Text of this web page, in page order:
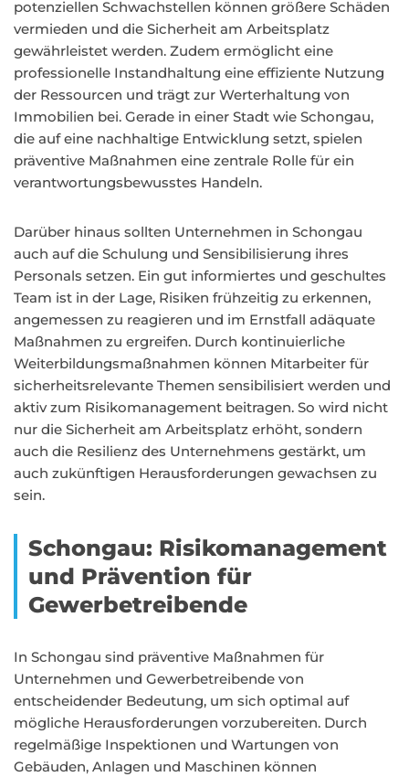
potenziellen Schwachstellen können größere Schäden
vermieden und die Sicherheit am Arbeitsplatz
gewährleistet werden. Zudem ermöglicht eine
professionelle Instandhaltung eine effiziente Nutzung
der Ressourcen und trägt zur Werterhaltung von
Immobilien bei. Gerade in einer Stadt wie Schongau,
die auf eine nachhaltige Entwicklung setzt, spielen
präventive Maßnahmen eine zentrale Rolle für ein
verantwortungsbewusstes Handeln.
Darüber hinaus sollten Unternehmen in Schongau
auch auf die Schulung und Sensibilisierung ihres
Personals setzen. Ein gut informiertes und geschultes
Team ist in der Lage, Risiken frühzeitig zu erkennen,
angemessen zu reagieren und im Ernstfall adäquate
Maßnahmen zu ergreifen. Durch kontinuierliche
Weiterbildungsmaßnahmen können Mitarbeiter für
sicherheitsrelevante Themen sensibilisiert werden und
aktiv zum Risikomanagement beitragen. So wird nicht
nur die Sicherheit am Arbeitsplatz erhöht, sondern
auch die Resilienz des Unternehmens gestärkt, um
auch zukünftigen Herausforderungen gewachsen zu
sein.
Schongau: Risikomanagement
und Prävention für
Gewerbetreibende
In Schongau sind präventive Maßnahmen für
Unternehmen und Gewerbetreibende von
entscheidender Bedeutung, um sich optimal auf
mögliche Herausforderungen vorzubereiten. Durch
regelmäßige Inspektionen und Wartungen von
Gebäuden, Anlagen und Maschinen können